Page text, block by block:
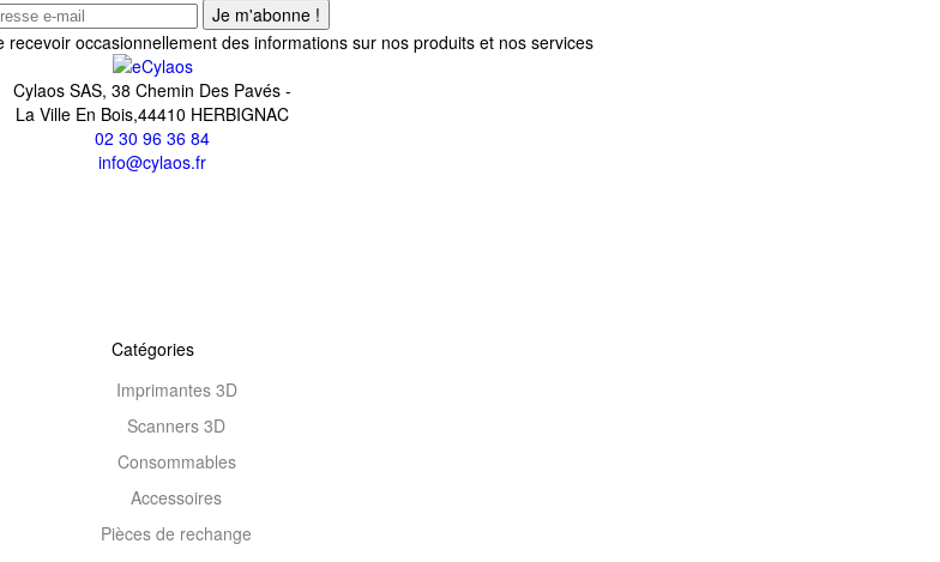
Je m'abonne !
recevoir occasionnellement des informations sur nos produits et nos services
Cylaos SAS, 38 Chemin Des Pavés -
La Ville En Bois,44410 HERBIGNAC
02 30 96 36 84
info@cylaos.fr
Catégories
Imprimantes 3D
Scanners 3D
Consommables
Accessoires
Pièces de rechange